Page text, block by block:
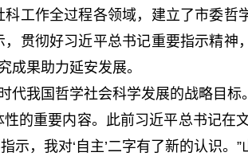
作全过程各领域，建立了市委哲
贯彻好习近平总书记重要指示精
成果助力延安发展。
我国哲学社会科学发展的战略目标。
重要内容。此前习近平总书记在
示，我对‘自主’二字有了新的认识